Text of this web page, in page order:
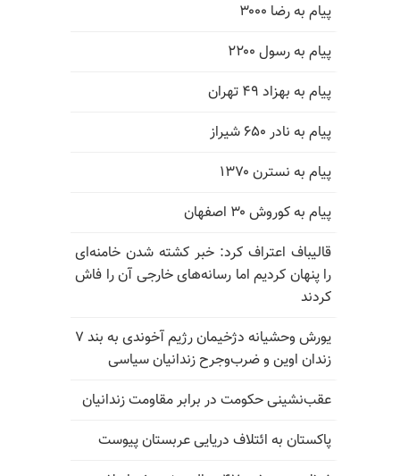
پیام به رضا ۳۰۰۰
پیام به رسول ۲۲۰۰
پیام به بهزاد ۴۹ تهران
پیام به نادر ۶۵۰ شیراز
پیام به نسترن ۱۳۷۰
پیام به کوروش ۳۰ اصفهان
قالیباف اعتراف کرد: خبر کشته شدن خامنه‌ای
را پنهان کردیم اما رسانه‌های خارجی آن را فاش
کردند
یورش وحشیانه دژخیمان رژیم آخوندی به بند ۷
زندان اوین و ضرب‌وجرح زندانیان سیاسی
عقب‌نشینی حکومت در برابر مقاومت زندانیان
پاکستان به ائتلاف دریایی عربستان پیوست